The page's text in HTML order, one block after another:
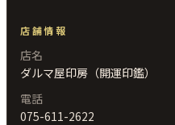
店舗情報
店名
ダルマ屋印房（開運印鑑）
電話
075-611-2622